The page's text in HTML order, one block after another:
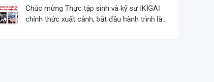
kiện
điện
xóa
bỏ
ở
Cơ
có
bình
Chúc mừng Thực tập sinh và kỹ sư IKIGAI
chính thức xuất cảnh, bắt đầu hành trình làm